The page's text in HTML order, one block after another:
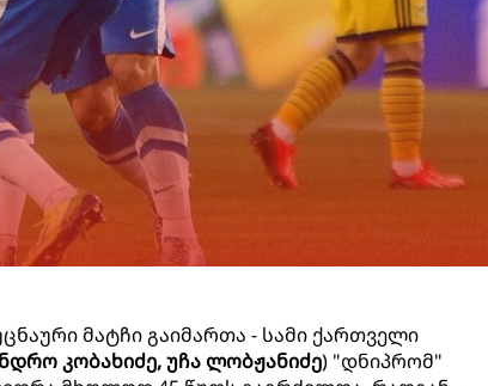
მატჩი გაიმართა - სამი ქართველი
კობახიძე, უჩა ლობჟანიძე) "დნიპრომ"